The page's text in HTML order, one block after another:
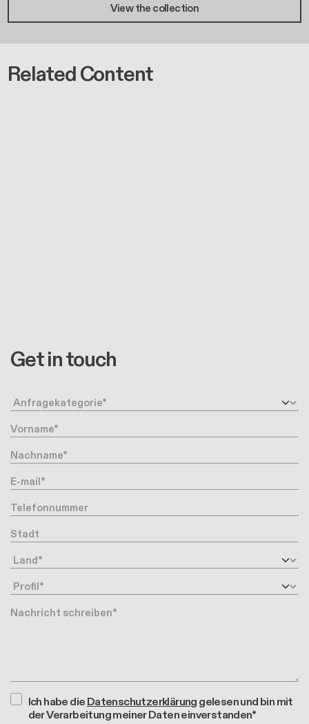
View the collection
Related Content
Get in touch
Anfragetyp
Vorname
Nachname
Ihre Email-Adresse
Telefonnummer
Stadt
Land
Profil
Nachricht
Ich habe dieDatenschutzerklärunggelesen und bin mit
der Verarbeitung meiner Daten einverstanden*